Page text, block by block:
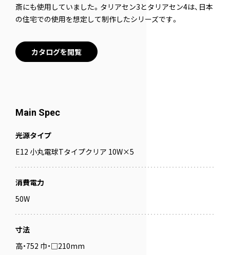
斎にも使用していました。タリアセン3とタリアセン4は、日本
の住宅での使用を想定して制作したシリーズです。
カタログを閲覧
Main Spec
光源タイプ
E12 小丸電球Tタイプクリア 10W×5
消費電力
50W
寸法
高・752 巾・□210mm